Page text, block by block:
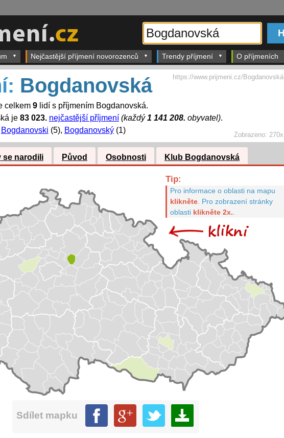
Nejčastější příjmení novorozenců Trendy příjmení O příjmeních
Zobrazeno:270x
Bogdanovská
celkem 9lidí s příjmením Bogdanovská.
je 83 023. nejčastější příjmení (každý1 141 208. obyvatel).
Bogdanovski (5), Bogdanovský(1)
https://www.prijmeni.cz/Bogdanovská
se narodili Původ Osobnosti Klub Bogdanovská
Tip:
Pro informace o oblasti na mapu
klikněte. Pro zobrazení stránky
oblasti klikněte 2x.
Sdílet mapku